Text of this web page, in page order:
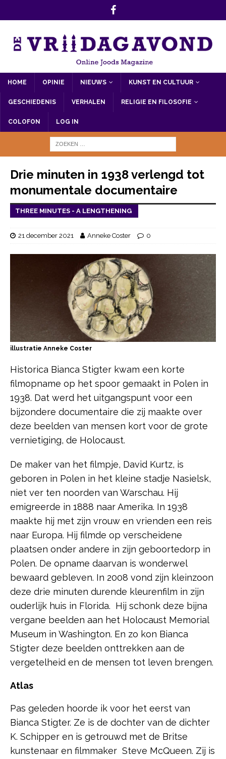
HOME OPINIE NIEUWS KUNST EN CULTUUR
GESCHIEDENIS VERHALEN RELIGIE EN FILOSOFIE
COLOFON LOG IN
Drie minuten in 1938 verlengd tot
monumentale documentaire
THREE MINUTES - A LENGTHENING
21 december 2021 Anneke Coster 0
illustratie Anneke Coster
Historica Bianca Stigter kwam een korte
filmopname op het spoor gemaakt in Polen in
1938. Dat werd het uitgangspunt voor een
bijzondere documentaire die zij maakte over
deze beelden van mensen kort voor de grote
vernietiging, de Holocaust.
De maker van het filmpje, David Kurtz, is
geboren in Polen in het kleine stadje Nasielsk,
niet ver ten noorden van Warschau. Hij
emigreerde in 1888 naar Amerika. In 1938
maakte hij met zijn vrouw en vrienden een reis
naar Europa. Hij filmde op verscheidene
plaatsen onder andere in zijn geboortedorp in
Polen. De opname daarvan is wonderwel
bewaard gebleven. In 2008 vond zijn kleinzoon
deze drie minuten durende kleurenfilm in zijn
ouderlijk huis in Florida. Hij schonk deze bijna
vergane beelden aan het Holocaust Memorial
Museum in Washington. En zo kon Bianca
Stigter deze beelden onttrekken aan de
vergetelheid en de mensen tot leven brengen.
Atlas
Pas geleden hoorde ik voor het eerst van
Bianca Stigter. Ze is de dochter van de dichter
K. Schipper en is getrouwd met de Britse
kunstenaar en filmmaker Steve McQueen. Zij is